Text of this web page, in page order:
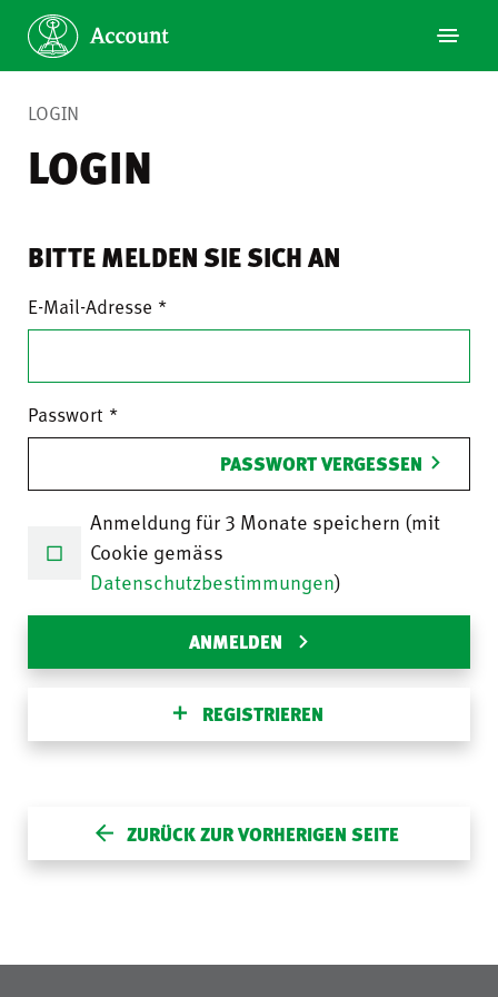
LOGIN
LOGIN
BITTE MELDEN SIE SICH AN
E-Mail-Adresse
Passwort
PASSWORT VERGESSEN
Anmeldung für 3 Monate speichern (mit
Cookie gemäss
Datenschutzbestimmungen)
ANMELDEN
REGISTRIEREN
ZURÜCK ZUR VORHERIGEN SEITE